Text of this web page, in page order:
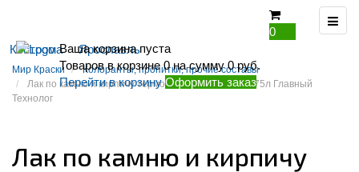
0
Ваша корзина пуста
Товаров в корзине0на сумму0 руб.
Перейти в корзинуОформить заказ
Кострома Ярославль
Мир Краски
Колоранты, пропитки, прочие составы
Лак по камню и кирпичу термостойкий матовый 0,75л Главный
Технолог
Лак по камню и кирпичу